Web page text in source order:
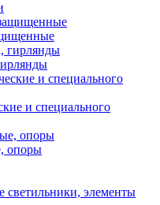
и специального
опоры